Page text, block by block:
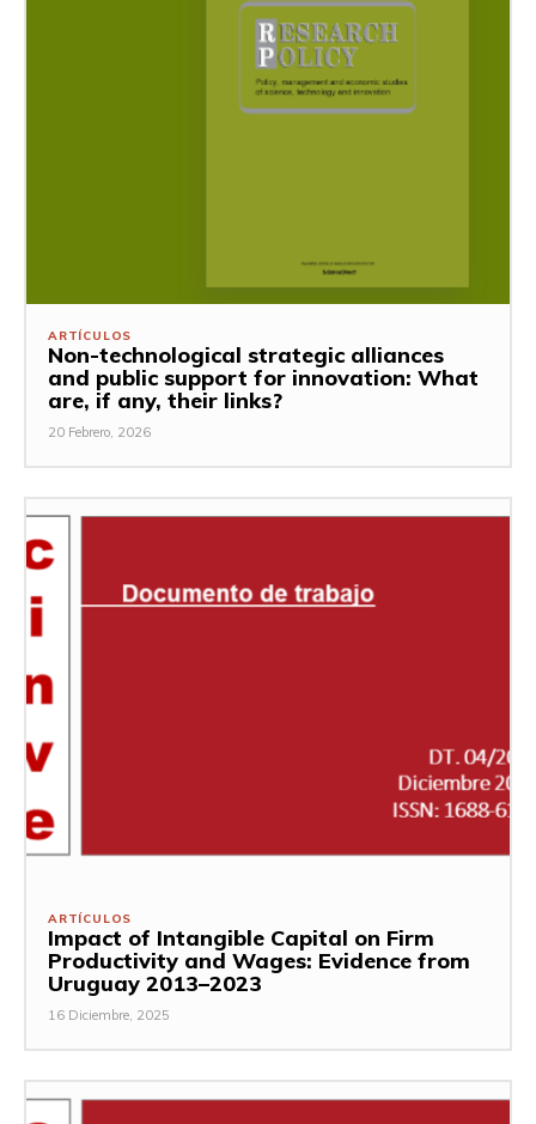
ARTÍCULOS
Non-technological strategic alliances
and public support for innovation: What
are, if any, their links?
20 Febrero, 2026
ARTÍCULOS
Impact of Intangible Capital on Firm
Productivity and Wages: Evidence from
Uruguay 2013–2023
16 Diciembre, 2025